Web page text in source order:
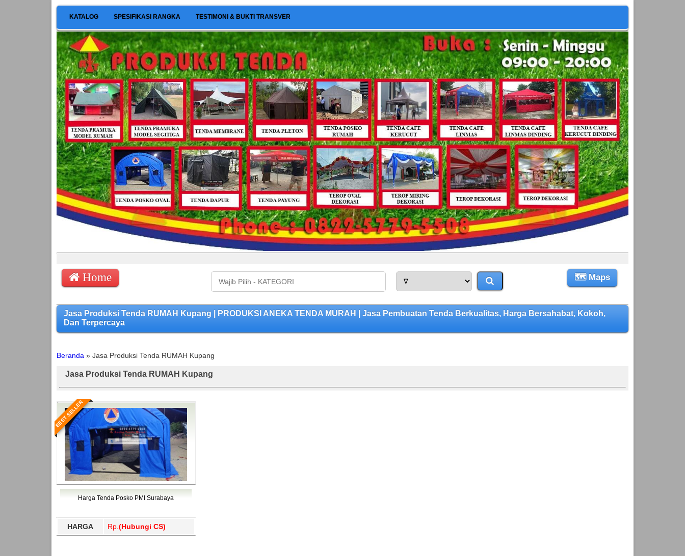
KATALOG SPESIFIKASI RANGKA TESTIMONI & BUKTI TRANSVER
Home 🗺 Maps
Jasa Produksi Tenda RUMAH Kupang | PRODUKSI ANEKA TENDA MURAH | Jasa Pembuatan Tenda Berkualitas, Harga Bersahabat, Kokoh,
Dan Terpercaya
Beranda » Jasa Produksi Tenda RUMAH Kupang
Jasa Produksi Tenda RUMAH Kupang
BEST SELLER
Harga Tenda Posko PMI Surabaya
HARGA Rp. (Hubungi CS)